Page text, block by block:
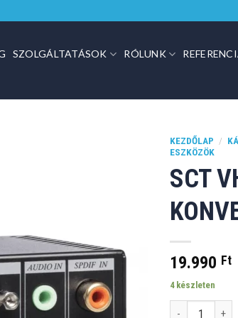
SZOLGÁLTATÁSOK RÓLUNK
KEZDŐLAP /
ESZKÖZÖK
SCT
19.990 Ft
4 készleten
SCT VH01E